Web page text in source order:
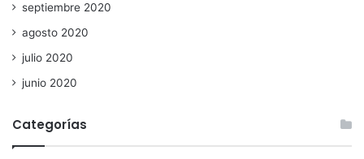
septiembre 2020
agosto 2020
julio 2020
junio 2020
Categorías